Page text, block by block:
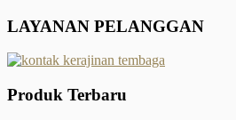
LAYANAN PELANGGAN
Produk Terbaru